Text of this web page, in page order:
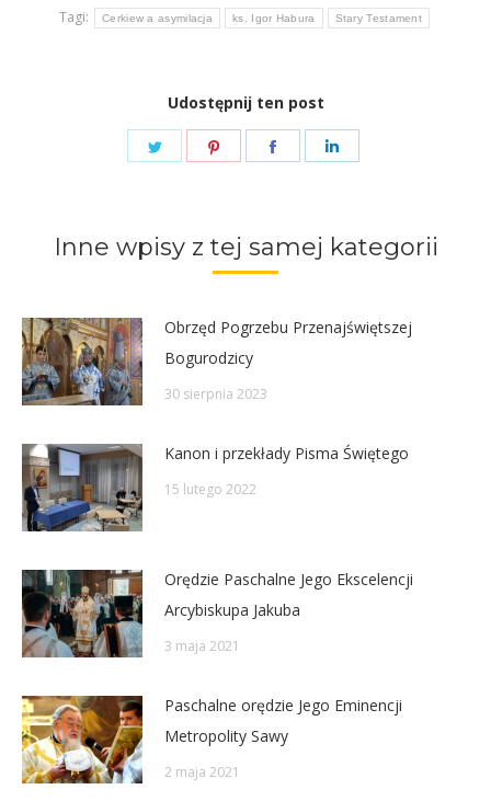
Tagi: Cerkiew a asymilacja ks. Igor Habura Stary Testament
Udostępnij ten post
Share
Share
Share
Inne wpisy z tej samej kategorii
Obrzęd Pogrzebu Przenajświętszej
Bogurodzicy
30 sierpnia 2023
Kanon i przekłady Pisma Świętego
15 lutego 2022
Orędzie Paschalne Jego Ekscelencji
Arcybiskupa Jakuba
3 maja 2021
Paschalne orędzie Jego Eminencji
Metropolity Sawy
2 maja 2021